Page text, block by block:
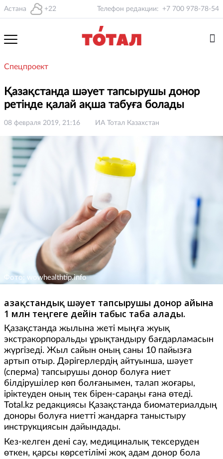
Астана +22 Телефон редакции: +7 700 978-78-54
Спецпроект
Қазақстанда шәует тапсырушы донор
ретінде қалай ақша табуға болады
08 февраля 2019, 21:16 ИА Тотал Казахстан
Фото: wowhealthtip.info
Қазақстандық шәует тапсырушы донор айына
1 млн теңгеге дейін табыс таба алады.
Қазақстанда жылына жеті мыңға жуық
экстракорпоральды ұрықтандыру бағдарламасын
жүргізеді. Жыл сайын оның саны 10 пайызға
артып отыр. Дәрігерлердің айтуынша, шәует
(сперма) тапсырушы донор болуға ниет
білдірушілер көп болғанымен, талап жоғары,
іріктеуден оның тек бірен-сараңы ғана өтеді.
Total.kz редакциясы Қазақстанда биоматериалдың
доноры болуға ниетті жандарға таныстыру
инструкциясын дайындады.
Кез-келген дені сау, медициналық тексеруден
өткен, қарсы көрсетілімі жоқ адам донор бола